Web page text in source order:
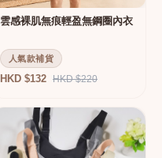
雲感裸肌無痕輕盈無鋼圈內衣
人氣款補貨
HKD $132 HKD $220